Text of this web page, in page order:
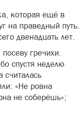
которая ещё в
на праведный путь.
двенадцать лет.
гречихи.
спустя неделю
считалась
«Не ровна
не соберёшь»;